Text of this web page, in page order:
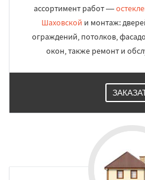
ассортимент работ —
Шаховской и монтаж:
ограждений, потолков,
окон, также ремонт и